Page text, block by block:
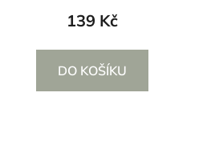
produktu
5,0
z
139 Kč
DO KOŠÍKU